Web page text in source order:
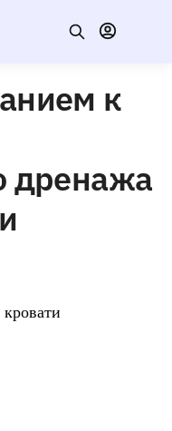
к
дренажа